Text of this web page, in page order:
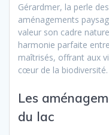
Gérardmer, la perle
aménagements
valeur son cadre
harmonie parfaite
maîtrisés, offrant aux
cœur de la biodiversité.
Les
du lac